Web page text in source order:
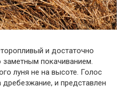
и достаточно
покачиванием.
луня не на высоте. Голос
и представлен